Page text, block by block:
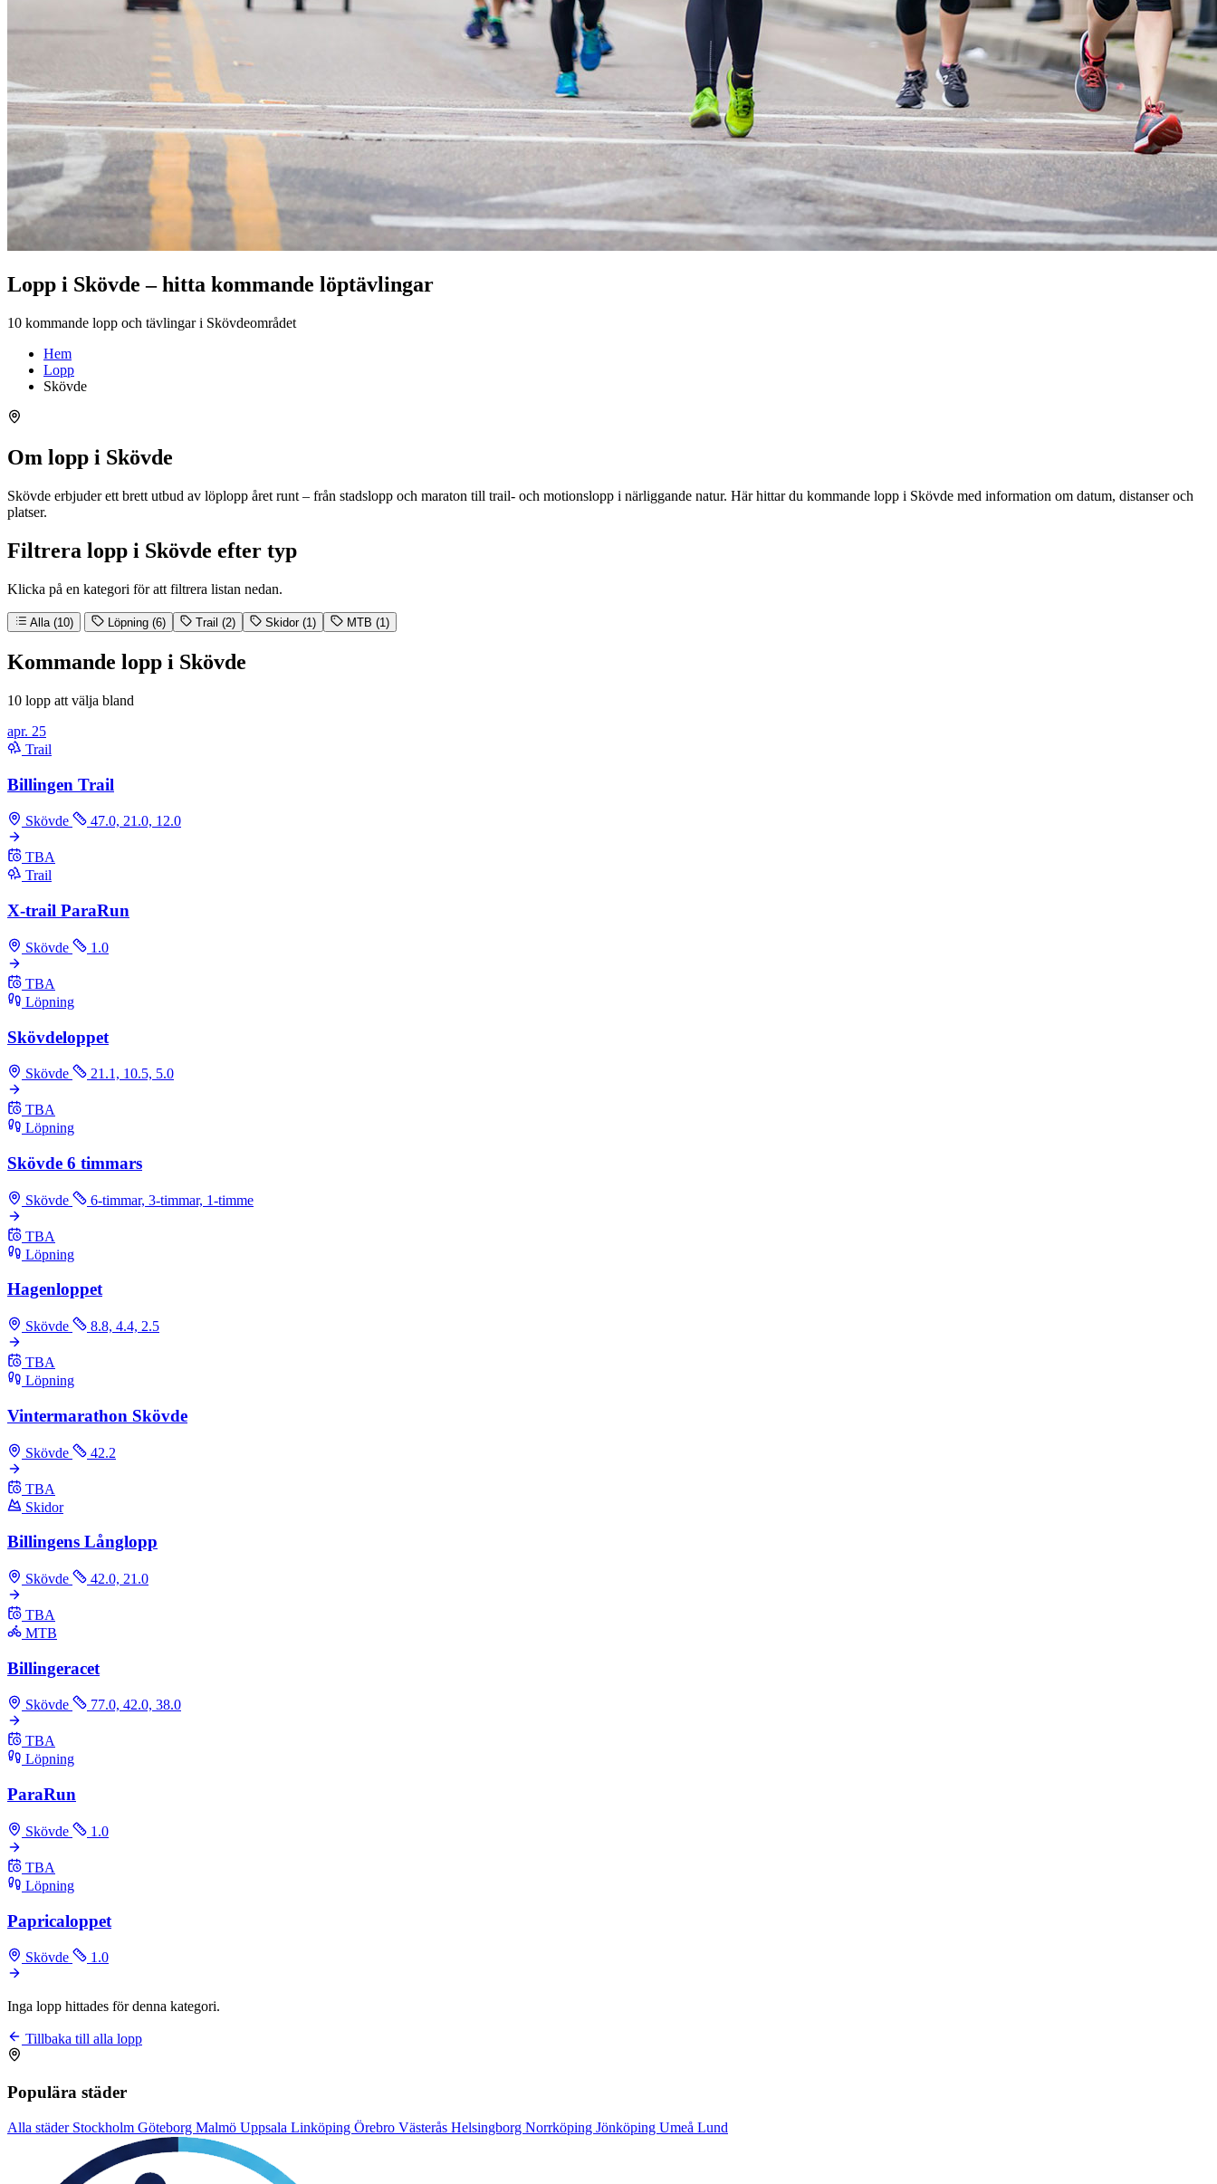
Lopp i Skövde – hitta kommande löptävlingar
10 kommande lopp och tävlingar i Skövdeområdet
Hem
Lopp
Skövde
Om lopp i Skövde
Skövde erbjuder ett brett utbud av löplopp året runt – från stadslopp och maraton till trail- och motionslopp i närliggande natur. Här hittar du kommande lopp i Skövde med information om datum, distanser och
platser.
Filtrera lopp i Skövde efter typ
Klicka på en kategori för att filtrera listan nedan.
Alla (10) Löpning (6) Trail (2) Skidor (1) MTB (1)
Kommande lopp i Skövde
10 lopp att välja bland
apr. 25
Trail
Billingen Trail
Skövde 47.0, 21.0, 12.0
TBA
Trail
X-trail ParaRun
Skövde 1.0
TBA
Löpning
Skövdeloppet
Skövde 21.1, 10.5, 5.0
TBA
Löpning
Skövde 6 timmars
Skövde 6-timmar, 3-timmar, 1-timme
TBA
Löpning
Hagenloppet
Skövde 8.8, 4.4, 2.5
TBA
Löpning
Vintermarathon Skövde
Skövde 42.2
TBA
Skidor
Billingens Långlopp
Skövde 42.0, 21.0
TBA
MTB
Billingeracet
Skövde 77.0, 42.0, 38.0
TBA
Löpning
ParaRun
Skövde 1.0
TBA
Löpning
Papricaloppet
Skövde 1.0
Inga lopp hittades för denna kategori.
Tillbaka till alla lopp
Populära städer
Alla städer Stockholm Göteborg Malmö Uppsala Linköping Örebro Västerås Helsingborg Norrköping Jönköping Umeå Lund